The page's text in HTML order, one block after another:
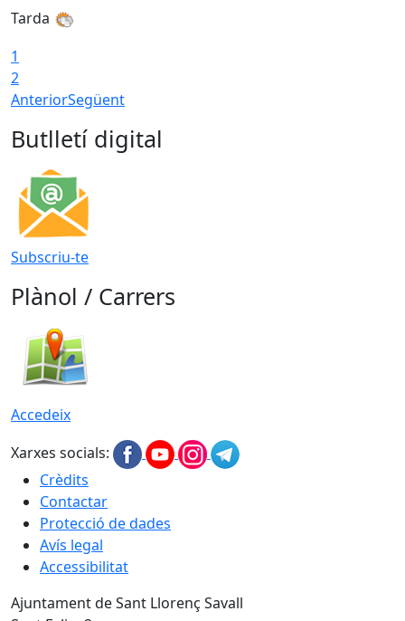
Tarda
1
2
AnteriorSegüent
Butlletí digital
Subscriu-te
Plànol / Carrers
Accedeix
Xarxes socials:
Crèdits
Contactar
Protecció de dades
Avís legal
Accessibilitat
Ajuntament de Sant Llorenç Savall